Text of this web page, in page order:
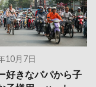
10月7日
好きなパパから子